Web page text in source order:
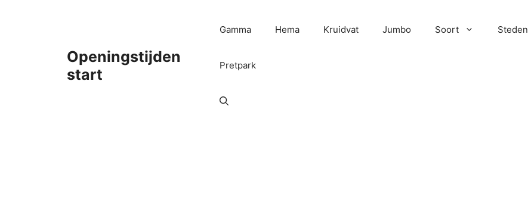
Openingstijden
start
Gamma Hema Kruidvat Jumbo Soort Steden
Pretpark